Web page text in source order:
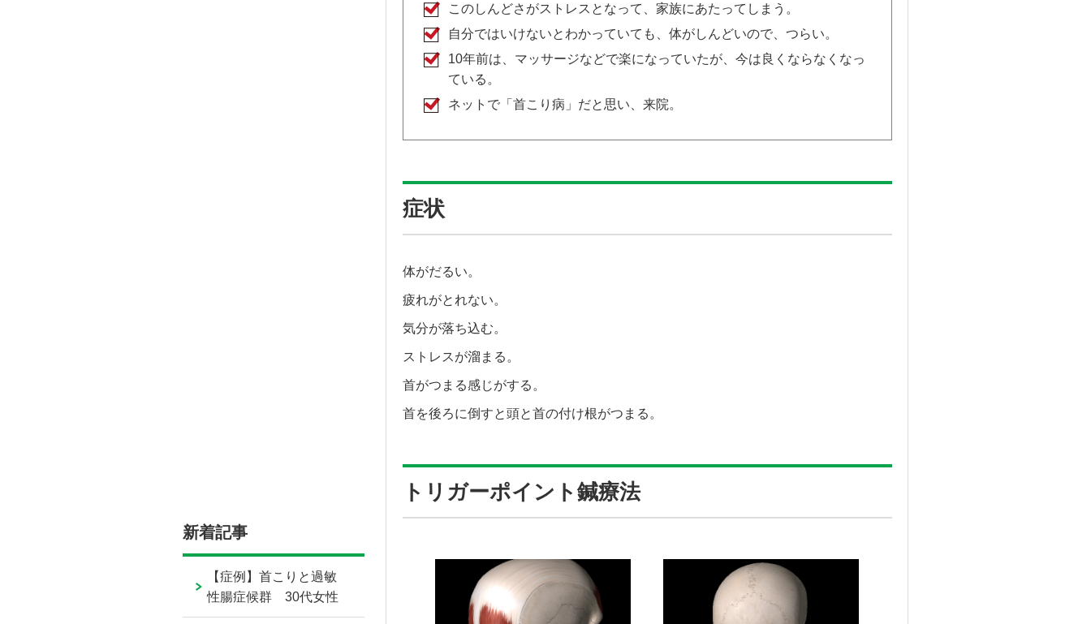
このしんどさがストレスとなって、家族にあたってしまう。
自分ではいけないとわかっていても、体がしんどいので、つらい。
10年前は、マッサージなどで楽になっていたが、今は良くならなくなっ
ている。
ネットで「首こり病」だと思い、来院。
症状
体がだるい。
疲れがとれない。
気分が落ち込む。
ストレスが溜まる。
首がつまる感じがする。
首を後ろに倒すと頭と首の付け根がつまる。
トリガーポイント鍼療法
新着記事
【症例】首こりと過敏
性腸症候群 30代女性